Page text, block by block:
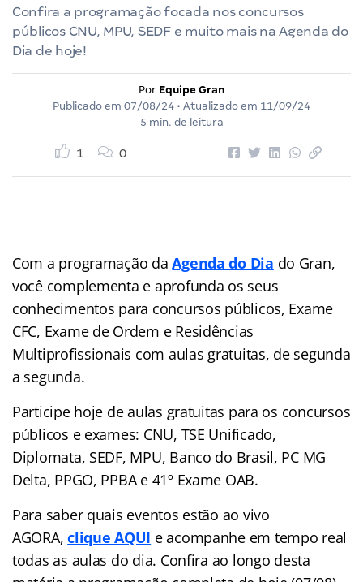
Confira a programação focada nos concursos
públicos CNU, MPU, SEDF e muito mais na Agenda do
Dia de hoje!
Por Equipe Gran
Publicado em 07/08/24 • Atualizado em 11/09/24
5 min. de leitura
1 0
Com a programação daAgenda do Dia do Gran,
você complementa e aprofunda os seus
conhecimentos para concursos públicos, Exame
CFC, Exame de Ordem e Residências
Multiprofissionais com aulas gratuitas, de segunda
a segunda.
Participe hoje de aulas gratuitas para os concursos
públicos e exames: CNU, TSE Unificado,
Diplomata, SEDF, MPU, Banco do Brasil, PC MG
Delta, PPGO, PPBA e 41º Exame OAB.
Para saber quais eventos estão ao vivo
AGORA,clique AQUI e acompanhe em tempo real
todas as aulas do dia. Confira ao longo desta